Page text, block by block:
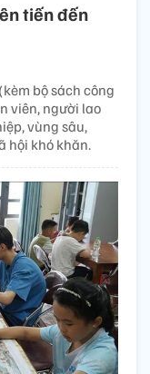
tiến đến
bộ sách công
viên, người lao
vùng sâu,
hội khó khăn.